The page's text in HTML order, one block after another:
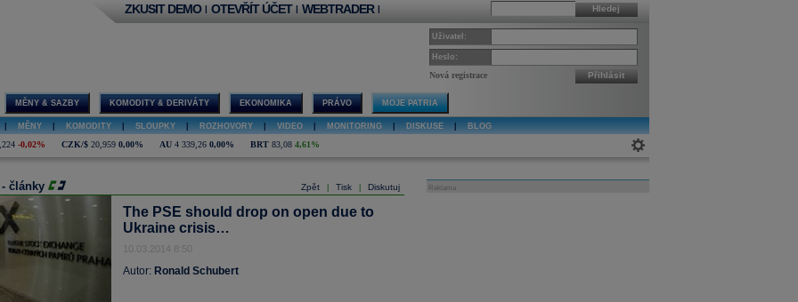
Hledej
ZKUSIT DEMO | OTEVŘÍT ÚČET | WEBTRADER |
Uživatel:
Heslo:
Nová registrace Přihlásit
MĚNY & SAZBY KOMODITY & DERIVÁTY EKONOMIKA PRÁVO MOJE PATRIA
MĚNY KOMODITY SLOUPKY ROZHOVORY VIDEO MONITORING DISKUSE BLOG
-0,02% CZK/$ 20,959 0,00% AU 4 339,26 0,00% BRT 83,08 4,61%
Zpět Tisk Diskutuj
- články
The PSE should drop on open due to
Ukraine crisis…
10.03.2014 8:50
Autor: Ronald Schubert
Reklama